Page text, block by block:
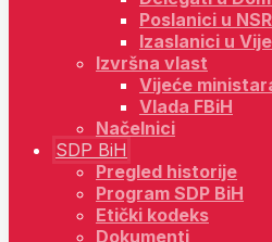
Poslanici u
Izaslanici u
Izvršna vlast
Vijeće
Vlada FBiH
Načelnici
SDP BiH
Pregled historije
Program SDP BiH
Etički kodeks
Dokumenti